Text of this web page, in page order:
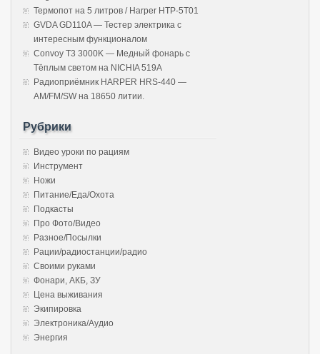
Термопот на 5 литров / Harper HTP-5T01
GVDA GD110A — Тестер электрика с
интересным функционалом
Convoy T3 3000K — Медный фонарь с
Тёплым светом на NICHIA 519A
Радиоприёмник HARPER HRS-440 —
AM/FM/SW на 18650 литии.
Рубрики
Видео уроки по рациям
Инструмент
Ножи
Питание/Еда/Охота
Подкасты
Про Фото/Видео
Разное/Посылки
Рации/радиостанции/радио
Своими руками
Фонари, АКБ, ЗУ
Цена выживания
Экипировка
Электроника/Аудио
Энергия